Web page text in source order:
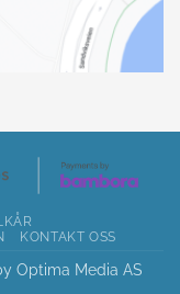
KONTAKT OSS
Optima Media AS